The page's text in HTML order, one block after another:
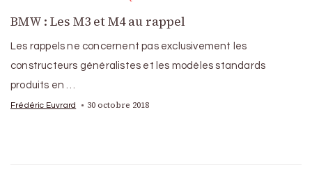
BMW : Les M3 et M4 au rappel
Les rappels ne concernent pas exclusivement les
constructeurs généralistes et les modèles standards
produits en …
Frédéric Euvrard 30 octobre 2018